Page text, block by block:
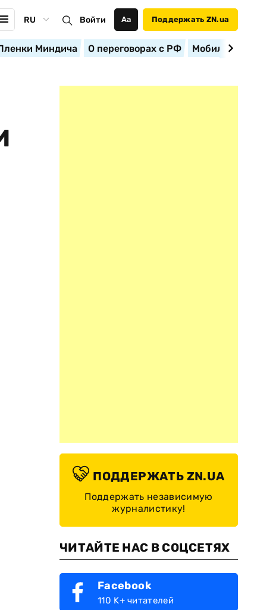
RU Войти Аа Поддержать ZN.ua
Миндича О переговорах с РФ
ПОДДЕРЖАТЬ ZN.UA
Поддержать независимую
журналистику!
ЧИТАЙТЕ НАС В СОЦСЕТЯХ
Facebook
110 K+ читателей